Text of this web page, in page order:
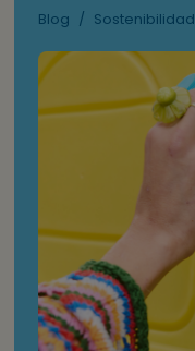
Blog / Sostenibilidad